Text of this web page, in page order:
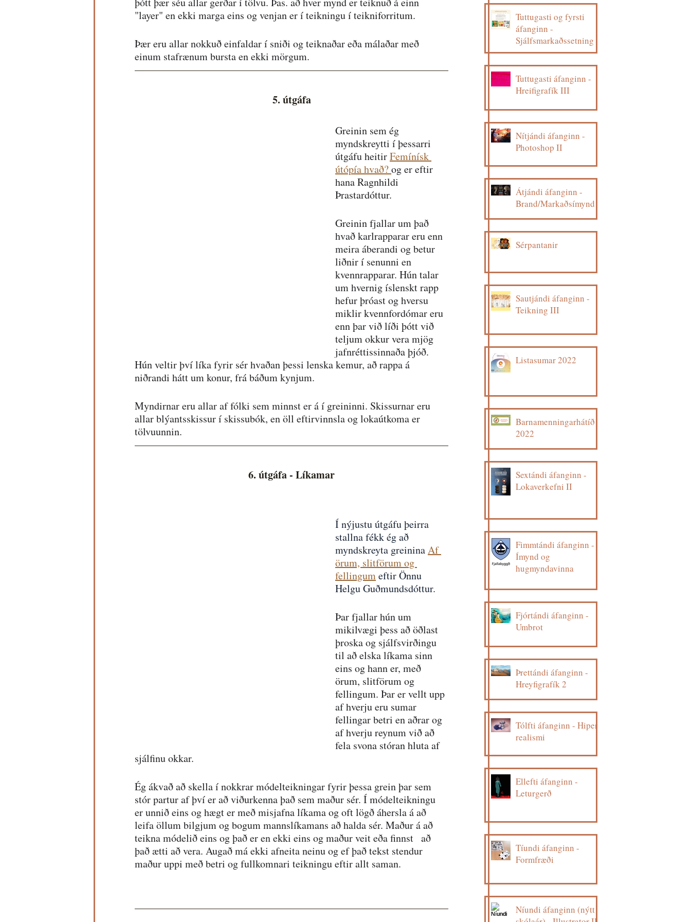
"layer" en ekki marga eins og venjan er í teikningu í teikniforritum.
Þær eru allar nokkuð einfaldar í sniði og teiknaðar eða málaðar með
einum stafrænum bursta en ekki mörgum.
5. útgáfa
Greinin sem ég
myndskreytti í þessarri
útgáfu heitir Femínísk
útópía hvað? og er eftir
hana Ragnhildi
Þrastardóttur.
Greinin fjallar um það
hvað karlrapparar eru enn
meira áberandi og betur
liðnir í senunni en
kvennrapparar. Hún talar
um hvernig íslenskt rapp
hefur þróast og hversu
miklir kvennfordómar eru
enn þar við líði þótt við
teljum okkur vera mjög
jafnréttissinnaða þjóð.
Hún veltir því líka fyrir sér hvaðan þessi lenska kemur, að rappa á
niðrandi hátt um konur, frá báðum kynjum.
Myndirnar eru allar af fólki sem minnst er á í greininni. Skissurnar eru
allar blýantsskissur í skissubók, en öll eftirvinnsla og lokaútkoma er
tölvuunnin.
6. útgáfa - Líkamar
Í nýjustu útgáfu þeirra
stallna fékk ég að
myndskreyta greinina Af
örum, slitförum og
fellingum eftir Önnu
Helgu Guðmundsdóttur.
Þar fjallar hún um
mikilvægi þess að öðlast
þroska og sjálfsvirðingu
til að elska líkama sinn
eins og hann er, með
örum, slitförum og
fellingum. Þar er vellt upp
af hverju eru sumar
fellingar betri en aðrar og
af hverju reynum við að
fela svona stóran hluta af
sjálfinu okkar.
Ég ákvað að skella í nokkrar módelteikningar fyrir þessa grein þar sem
stór partur af því er að viðurkenna það sem maður sér. Í módelteikningu
er unnið eins og hægt er með misjafna líkama og oft lögð áhersla á að
leifa öllum bilgjum og bogum mannslíkamans að halda sér. Maður á að
teikna módelið eins og það er en ekki eins og maður veit eða finnst   að
það ætti að vera. Augað má ekki afneita neinu og ef það tekst stendur
maður uppi með betri og fullkomnari teikningu eftir allt saman.
Tuttugasti og fyrsti
áfanginn -
Sjálfsmarkaðssetning
Tuttugasti áfanginn -
Hreifigrafík III
Nítjándi áfanginn -
Photoshop II
Átjándi áfanginn -
Brand/Markaðsímynd
Sérpantanir
Sautjándi áfanginn -
Teikning III
Listasumar 2022
Barnamenningarhátíð
2022
Sextándi áfanginn -
Lokaverkefni II
Fimmtándi áfanginn -
Ímynd og
hugmyndavinna
Fjórtándi áfanginn -
Umbrot
Þrettándi áfanginn -
Hreyfigrafík 2
Tólfti áfanginn - Hiper
realismi
Ellefti áfanginn -
Leturgerð
Tíundi áfanginn -
Formfræði
Níundi áfanginn (nýtt